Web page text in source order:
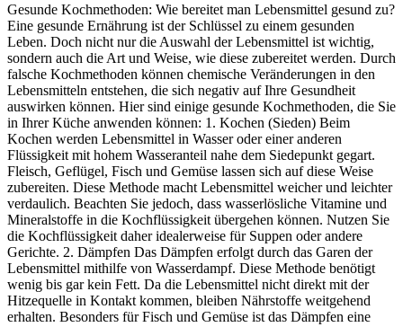
Gesunde Kochmethoden: Wie bereitet man Lebensmittel gesund zu?
Eine gesunde Ernährung ist der Schlüssel zu einem gesunden
Leben. Doch nicht nur die Auswahl der Lebensmittel ist wichtig,
sondern auch die Art und Weise, wie diese zubereitet werden. Durch
falsche Kochmethoden können chemische Veränderungen in den
Lebensmitteln entstehen, die sich negativ auf Ihre Gesundheit
auswirken können. Hier sind einige gesunde Kochmethoden, die Sie
in Ihrer Küche anwenden können: 1. Kochen (Sieden) Beim
Kochen werden Lebensmittel in Wasser oder einer anderen
Flüssigkeit mit hohem Wasseranteil nahe dem Siedepunkt gegart.
Fleisch, Geflügel, Fisch und Gemüse lassen sich auf diese Weise
zubereiten. Diese Methode macht Lebensmittel weicher und leichter
verdaulich. Beachten Sie jedoch, dass wasserlösliche Vitamine und
Mineralstoffe in die Kochflüssigkeit übergehen können. Nutzen Sie
die Kochflüssigkeit daher idealerweise für Suppen oder andere
Gerichte. 2. Dämpfen Das Dämpfen erfolgt durch das Garen der
Lebensmittel mithilfe von Wasserdampf. Diese Methode benötigt
wenig bis gar kein Fett. Da die Lebensmittel nicht direkt mit der
Hitzequelle in Kontakt kommen, bleiben Nährstoffe weitgehend
erhalten. Besonders für Fisch und Gemüse ist das Dämpfen eine